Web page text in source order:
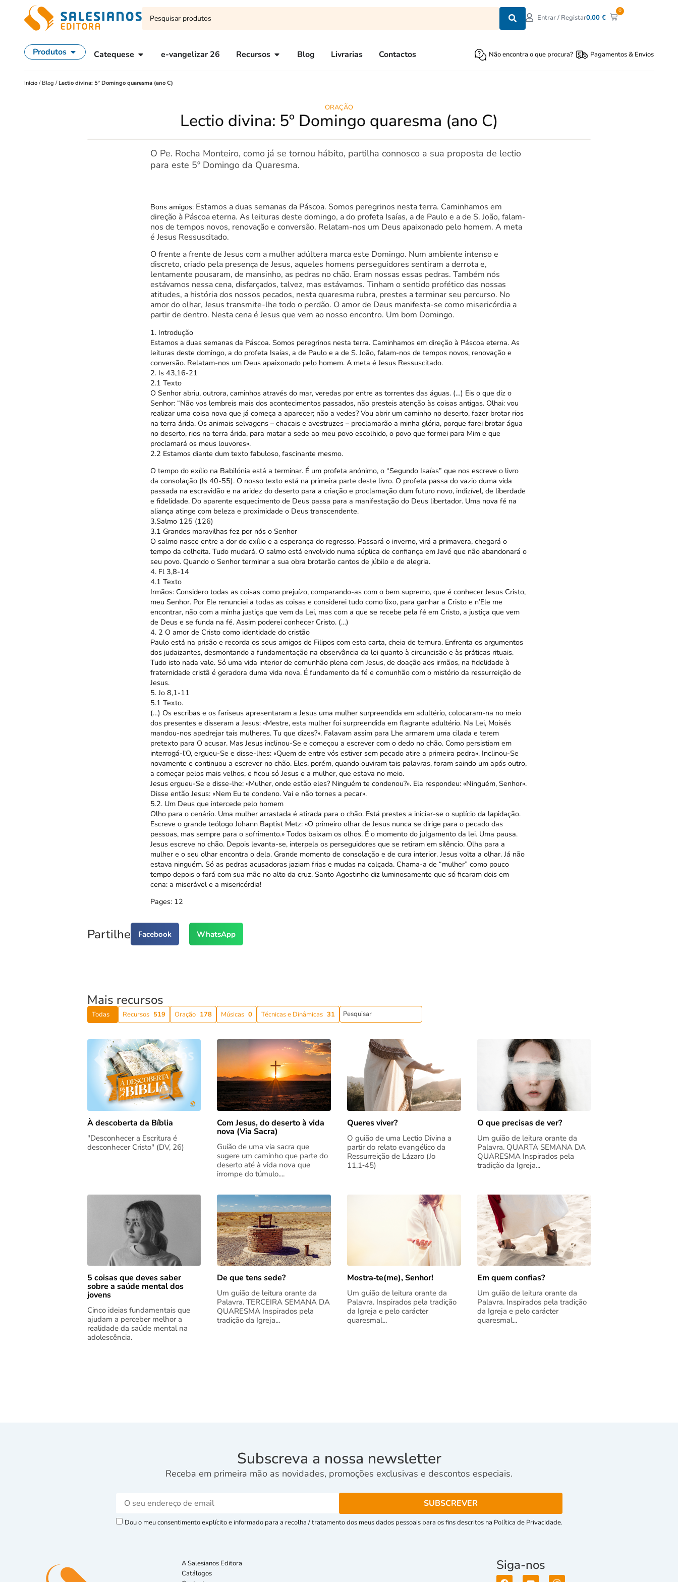
Entrar / Registar0,00€
0
Produtos Catequese e-vangelizar 26 Recursos Blog Livrarias Contactos Não encontra o que procura? Pagamentos & Envios
Início / Blog /Lectio divina: 5º Domingo quaresma (ano C)
ORAÇÃO
Lectio divina: 5º Domingo quaresma (ano C)
O Pe. Rocha Monteiro, como já se tornou hábito, partilha connosco a sua proposta de lectio
para este 5º Domingo da Quaresma.
Bons amigos: Estamos a duas semanas da Páscoa. Somos peregrinos nesta terra. Caminhamos em
direção à Páscoa eterna. As leituras deste domingo, a do profeta Isaías, a de Paulo e a de S. João, falam-
nos de tempos novos, renovação e conversão. Relatam-nos um Deus apaixonado pelo homem. A meta
é Jesus Ressuscitado.
O frente a frente de Jesus com a mulher adúltera marca este Domingo. Num ambiente intenso e
discreto, criado pela presença de Jesus, aqueles homens perseguidores sentiram a derrota e,
lentamente pousaram, de mansinho, as pedras no chão. Eram nossas essas pedras. Também nós
estávamos nessa cena, disfarçados, talvez, mas estávamos. Tinham o sentido profético das nossas
atitudes, a história dos nossos pecados, nesta quaresma rubra, prestes a terminar seu percurso. No
amor do olhar, Jesus transmite-lhe todo o perdão. O amor de Deus manifesta-se como misericórdia a
partir de dentro. Nesta cena é Jesus que vem ao nosso encontro. Um bom Domingo.
1. Introdução
Estamos a duas semanas da Páscoa. Somos peregrinos nesta terra. Caminhamos em direção à Páscoa eterna. As
leituras deste domingo, a do profeta Isaías, a de Paulo e a de S. João, falam-nos de tempos novos, renovação e
conversão. Relatam-nos um Deus apaixonado pelo homem. A meta é Jesus Ressuscitado.
2. Is 43,16-21
2.1 Texto
O Senhor abriu, outrora, caminhos através do mar, veredas por entre as torrentes das águas. (…) Eis o que diz o
Senhor: “Não vos lembreis mais dos acontecimentos passados, não presteis atenção às coisas antigas. Olhai: vou
realizar uma coisa nova que já começa a aparecer; não a vedes? Vou abrir um caminho no deserto, fazer brotar rios
na terra árida. Os animais selvagens – chacais e avestruzes – proclamarão a minha glória, porque farei brotar água
no deserto, rios na terra árida, para matar a sede ao meu povo escolhido, o povo que formei para Mim e que
proclamará os meus louvores».
2.2 Estamos diante dum texto fabuloso, fascinante mesmo.
O tempo do exílio na Babilónia está a terminar. É um profeta anónimo, o “Segundo Isaías” que nos escreve o livro
da consolação (Is 40-55). O nosso texto está na primeira parte deste livro. O profeta passa do vazio duma vida
passada na escravidão e na aridez do deserto para a criação e proclamação dum futuro novo, indizível, de liberdade
e fidelidade. Do aparente esquecimento de Deus passa para a manifestação do Deus libertador. Uma nova fé na
aliança atinge com beleza e proximidade o Deus transcendente.
3.Salmo 125 (126)
3.1 Grandes maravilhas fez por nós o Senhor
O salmo nasce entre a dor do exílio e a esperança do regresso. Passará o inverno, virá a primavera, chegará o
tempo da colheita. Tudo mudará. O salmo está envolvido numa súplica de confiança em Javé que não abandonará o
seu povo. Quando o Senhor terminar a sua obra brotarão cantos de júbilo e de alegria.
4. Fl 3,8-14
4.1 Texto
Irmãos: Considero todas as coisas como prejuízo, comparando-as com o bem supremo, que é conhecer Jesus Cristo,
meu Senhor. Por Ele renunciei a todas as coisas e considerei tudo como lixo, para ganhar a Cristo e n’Ele me
encontrar, não com a minha justiça que vem da Lei, mas com a que se recebe pela fé em Cristo, a justiça que vem
de Deus e se funda na fé. Assim poderei conhecer Cristo. (…)
4. 2 O amor de Cristo como identidade do cristão
Paulo está na prisão e recorda os seus amigos de Filipos com esta carta, cheia de ternura. Enfrenta os argumentos
dos judaizantes, desmontando a fundamentação na observância da lei quanto à circuncisão e às práticas rituais.
Tudo isto nada vale. Só uma vida interior de comunhão plena com Jesus, de doação aos irmãos, na fidelidade à
fraternidade cristã é geradora duma vida nova. É fundamento da fé e comunhão com o mistério da ressurreição de
Jesus.
5. Jo 8,1-11
5.1 Texto.
(…) Os escribas e os fariseus apresentaram a Jesus uma mulher surpreendida em adultério, colocaram-na no meio
dos presentes e disseram a Jesus: «Mestre, esta mulher foi surpreendida em flagrante adultério. Na Lei, Moisés
mandou-nos apedrejar tais mulheres. Tu que dizes?». Falavam assim para Lhe armarem uma cilada e terem
pretexto para O acusar. Mas Jesus inclinou-Se e começou a escrever com o dedo no chão. Como persistiam em
interrogá-l’O, ergueu-Se e disse-lhes: «Quem de entre vós estiver sem pecado atire a primeira pedra». Inclinou-Se
novamente e continuou a escrever no chão. Eles, porém, quando ouviram tais palavras, foram saindo um após outro,
a começar pelos mais velhos, e ficou só Jesus e a mulher, que estava no meio.
Jesus ergueu-Se e disse-lhe: «Mulher, onde estão eles? Ninguém te condenou?». Ela respondeu: «Ninguém, Senhor».
Disse então Jesus: «Nem Eu te condeno. Vai e não tornes a pecar».
5.2. Um Deus que intercede pelo homem
Olho para o cenário. Uma mulher arrastada é atirada para o chão. Está prestes a iniciar-se o suplício da lapidação.
Escreve o grande teólogo Johann Baptist Metz: «O primeiro olhar de Jesus nunca se dirige para o pecado das
pessoas, mas sempre para o sofrimento.» Todos baixam os olhos. É o momento do julgamento da lei. Uma pausa.
Jesus escreve no chão. Depois levanta-se, interpela os perseguidores que se retiram em silêncio. Olha para a
mulher e o seu olhar encontra o dela. Grande momento de consolação e de cura interior. Jesus volta a olhar. Já não
estava ninguém. Só as pedras acusadoras jaziam frias e mudas na calçada. Chama-a de “mulher” como pouco
tempo depois o fará com sua mãe no alto da cruz. Santo Agostinho diz luminosamente que só ficaram dois em
cena: a miserável e a misericórdia!
Pages: 12
Partilhe Facebook WhatsApp
Mais recursos
Todas Recursos 519 Oração 178 Músicas 0 Técnicas e Dinâmicas 31
À descoberta da Bíblia
"Desconhecer a Escritura é
desconhecer Cristo" (DV, 26)
Com Jesus, do deserto à vida
nova (Via Sacra)
Guião de uma via sacra que
sugere um caminho que parte do
deserto até à vida nova que
irrompe do túmulo....
Queres viver?
O guião de uma Lectio Divina a
partir do relato evangélico da
Ressurreição de Lázaro (Jo
11,1‑45)
O que precisas de ver?
Um guião de leitura orante da
Palavra. QUARTA SEMANA DA
QUARESMA Inspirados pela
tradição da Igreja...
5 coisas que deves saber
sobre a saúde mental dos
jovens
Cinco ideias fundamentais que
ajudam a perceber melhor a
realidade da saúde mental na
adolescência.
De que tens sede?
Um guião de leitura orante da
Palavra. TERCEIRA SEMANA DA
QUARESMA Inspirados pela
tradição da Igreja...
Mostra‑te(me), Senhor!
Um guião de leitura orante da
Palavra. Inspirados pela tradição
da Igreja e pelo carácter
quaresmal...
Em quem confias?
Um guião de leitura orante da
Palavra. Inspirados pela tradição
da Igreja e pelo carácter
quaresmal...
Subscreva a nossa newsletter
Receba em primeira mão as novidades, promoções exclusivas e descontos especiais.
Dou o meu consentimento explícito e informado para a recolha / tratamento dos meus dados pessoais para os fins descritos na Política de Privacidade.
A Salesianos Editora
Catálogos
Siga-nos